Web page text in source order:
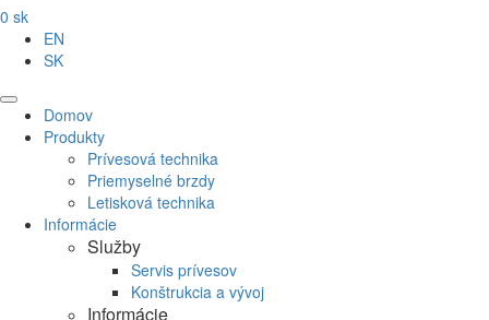
0 sk
EN
SK
Domov
Produkty
Prívesová technika
Priemyselné brzdy
Letisková technika
Informácie
Služby
Servis prívesov
Konštrukcia a vývoj
Informácie